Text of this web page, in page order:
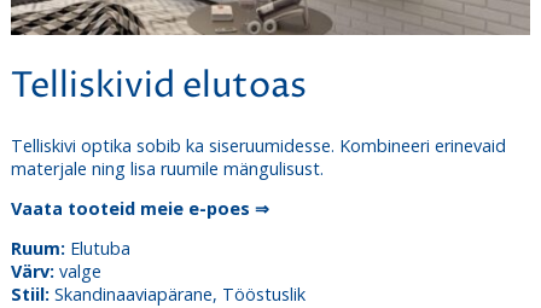
Telliskivid elutoas
Telliskivi optika sobib ka siseruumidesse. Kombineeri erinevaid
materjale ning lisa ruumile mängulisust.
Vaata tooteid meie e-poes ⇒
Ruum:Elutuba
Värv:valge
Stiil:Skandinaaviapärane, Tööstuslik